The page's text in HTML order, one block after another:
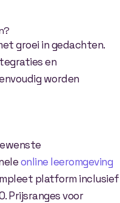
groei in gedachten.
en
worden
online leeromgeving
platform inclusief
Prijsranges voor